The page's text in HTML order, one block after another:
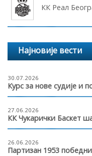
КК Реал
Најновије вести
30.07.2026
Курс за нове судије и
27.06.2026
КК Чукарички Баскет
26.06.2026
Партизан 1953